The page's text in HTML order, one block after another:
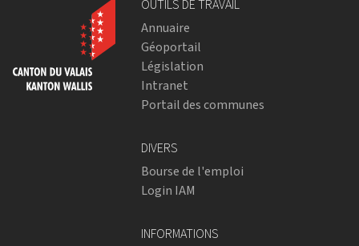
OUTILS DE TRAVAIL
Annuaire
Géoportail
Législation
Intranet
Portail des communes
DIVERS
Bourse de l'emploi
Login IAM
INFORMATIONS